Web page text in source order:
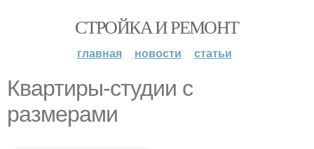
СТРОЙКА И РЕМОНТ
главная новости статьи
Квартиры-студии с
размерами